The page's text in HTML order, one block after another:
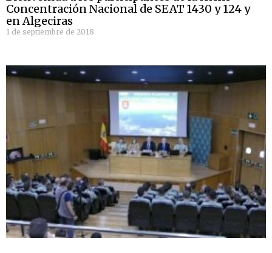
Concentración Nacional de SEAT 1430 y 124 y
en Algeciras
1 de septiembre de 2018